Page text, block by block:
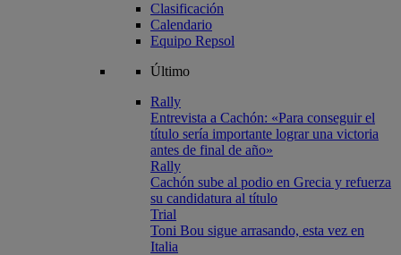
Clasificación
Calendario
Equipo Repsol
Último
Rally
Entrevista a Cachón: «Para conseguir el
título sería importante lograr una victoria
antes de final de año»
Rally
Cachón sube al podio en Grecia y refuerza
su candidatura al título
Trial
Toni Bou sigue arrasando, esta vez en
Italia